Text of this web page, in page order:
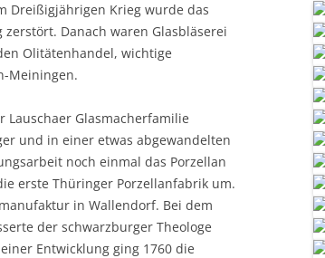
Dreißigjährigen Krieg wurde das
Danach waren Glasbläserei
Olitätenhandel, wichtige
Meiningen.
Lauschaer Glasmacherfamilie
und in einer etwas abgewandelten
noch einmal das Porzellan
erste Thüringer Porzellanfabrik um.
in Wallendorf. Bei dem
der schwarzburger Theologe
Entwicklung ging 1760 die